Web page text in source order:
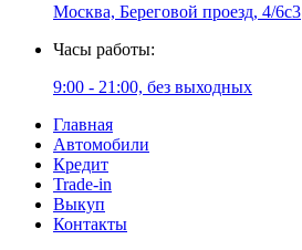
Москва, Береговой проезд, 4/6с3
Часы работы:
9:00 - 21:00, без выходных
Главная
Автомобили
Кредит
Trade-in
Выкуп
Контакты